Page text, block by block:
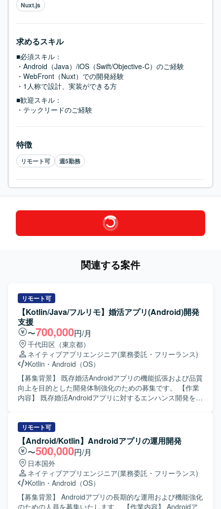
Nuxt.js
求めるスキル
■必須スキル：
・Android（Java）/iOS（Swift/Objective-C）のご経験
・WebFront（Nuxt）での開発経験
・1人称で設計、実装ができる方
■歓迎スキル：
・テックリードのご経験
特徴
リモート可 週5勤務
関連する案件
リモート可
【Kotlin/Java/フルリモ】婚活アプリ(Android)開発
支援
〜700,000円/月
千代田区（東京都）
ネイティブアプリエンジニア(業務委託・フリーランス)
Kotlin ・ Android（OS）
【募集背景】 既存婚活Androidアプリの機能拡張および品質
向上を目的とした開発体制強化のための募集です。 【作業
内容】 既存婚活Androidアプリに対するエンハンス開発を行
担当していただきます。また、チームメンバーや他チーム
と連携しながら、仕様調整やレビュー対応も行っていただ
きます。 【求める人物像】 チーム開発を前提に円滑なコミ
ュニケーションが取れ、自ら課題を発見し改善提案ができ
る方を求めています。既存の設計やテスト方針を尊重しつ
つ、より良いアーキテクチャや開発プロセスを意識して取
り組める方が望ましいです。 【ポジションの魅力】 コンシ
ューマ向け婚活アプリの開発に携わることで、多くのユー
ザーに影響力のあるサービス開発経験を積むことができま
リモート可
【Android/Kotlin】Androidアプリの運用開発
〜500,000円/月
日本国外
ネイティブアプリエンジニア(業務委託・フリーランス)
Kotlin ・ Android（OS）
【募集背景】 Androidアプリの長期的な運用および機能強化
のための人員を募集いたします。 【作業内容】 Androidア